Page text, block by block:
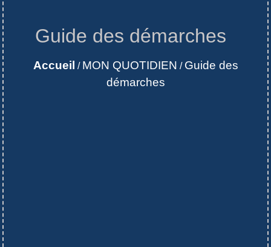
Guide des démarches
Accueil / MON QUOTIDIEN / Guide des
démarches